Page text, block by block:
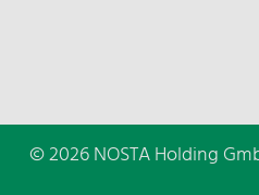
© 2026 NOSTA Holding